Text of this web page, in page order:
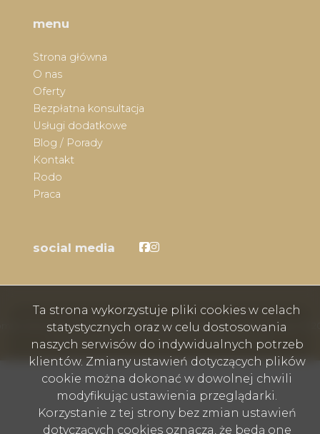
menu
Strona główna
O nas
Oferty
Bezpłatna konsultacja
Usługi dodatkowe
Blog / Porady
Kontakt
Rodo
Praca
social media Facebook
Facebook
nieruchomości - Wodzisław Śląski, Rybnik, Skoczów, Cieszyn ©
Program dla biur nieruchomościGalactica Virgo
Ta strona wykorzystuje pliki cookies w celach
statystycznych oraz w celu dostosowania
naszych serwisów do indywidualnych potrzeb
klientów. Zmiany ustawień dotyczących plików
cookie można dokonać w dowolnej chwili
modyfikując ustawienia przeglądarki.
Korzystanie z tej strony bez zmian ustawień
dotyczących cookies oznacza, że będą one